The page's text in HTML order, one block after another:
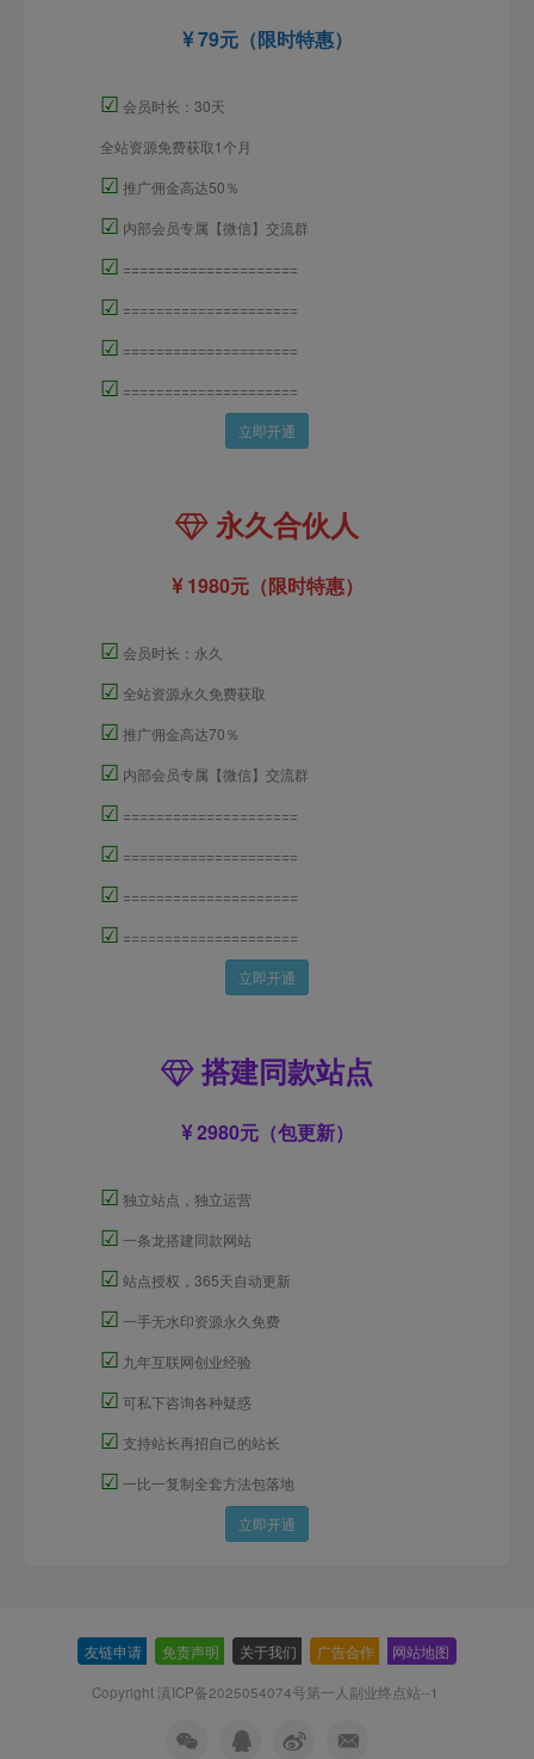
79元（限时特惠）
☑ 会员时长：30天
全站资源免费获取1个月
☑ 推广佣金高达50％
☑ 内部会员专属【微信】交流群
☑ =====================
☑ =====================
☑ =====================
☑ =====================
立即开通
永久合伙人
1980元（限时特惠）
☑ 会员时长：永久
☑ 全站资源永久免费获取
☑ 推广佣金高达70％
☑ 内部会员专属【微信】交流群
☑ =====================
☑ =====================
☑ =====================
☑ =====================
立即开通
搭建同款站点
2980元（包更新）
☑ 独立站点，独立运营
☑ 一条龙搭建同款网站
☑ 站点授权，365天自动更新
☑ 一手无水印资源永久免费
☑ 九年互联网创业经验
☑ 可私下咨询各种疑惑
☑ 支持站长再招自己的站长
☑ 一比一复制全套方法包落地
立即开通
友链申请 免责声明 关于我们 广告合作 网站地图
Copyright 滇ICP备2025054074号第一人副业终点站--1